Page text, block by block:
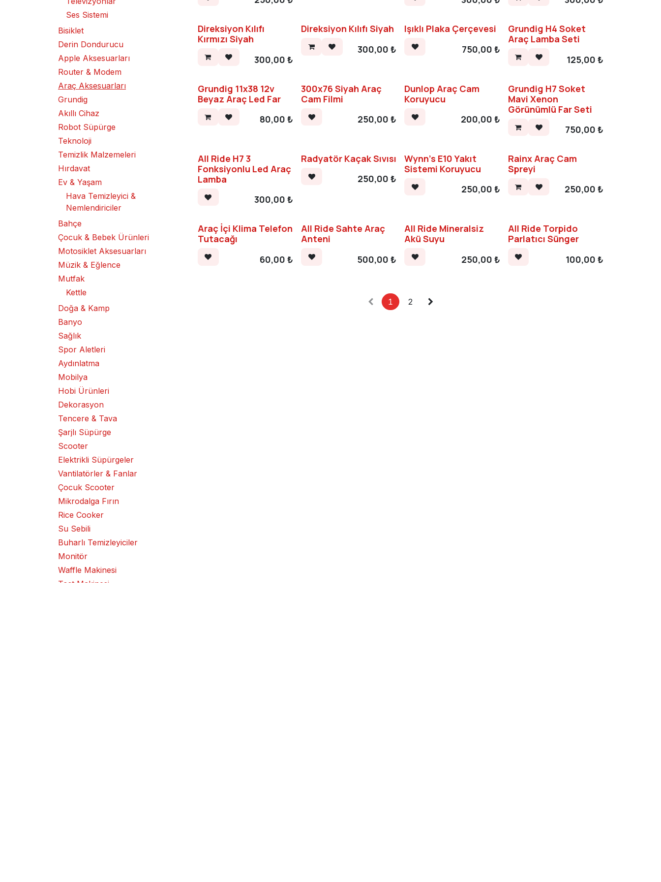
Ses Sistemi
Bisiklet
Derin Dondurucu
Apple Aksesuarları
Router & Modem
Araç Aksesuarları
Grundig
Akıllı Cihaz
Robot Süpürge
Teknoloji
Temizlik Malzemeleri
Hırdavat
Ev & Yaşam
Hava Temizleyici &
Nemlendiriciler
Bahçe
Çocuk & Bebek Ürünleri
Motosiklet Aksesuarları
Müzik & Eğlence
Mutfak
Kettle
Doğa & Kamp
Banyo
Sağlık
Spor Aletleri
Aydınlatma
Mobilya
Hobi Ürünleri
Dekorasyon
Tencere & Tava
Şarjlı Süpürge
Scooter
Elektrikli Süpürgeler
Vantilatörler & Fanlar
Çocuk Scooter
Mikrodalga Fırın
Rice Cooker
Su Sebili
Buharlı Temizleyiciler
Monitör
Waffle Makinesi
Tost Makinesi
Direksiyon Kılıfı
Kırmızı Siyah
300,00 ₺
Direksiyon Kılıfı Siyah
300,00 ₺
Işıklı Plaka Çerçevesi
750,00 ₺
Grundig H4 Soket
Araç Lamba Seti
125,00 ₺
Grundig 11x38 12v
Beyaz Araç Led Far
80,00 ₺
300x76 Siyah Araç
Cam Filmi
250,00 ₺
Dunlop Araç Cam
Koruyucu
200,00 ₺
Grundig H7 Soket
Mavi Xenon
Görünümlü Far Seti
750,00 ₺
All Ride H7 3
Fonksiyonlu Led Araç
Lamba
300,00 ₺
Radyatör Kaçak Sıvısı
250,00 ₺
Wynn's E10 Yakıt
Sistemi Koruyucu
250,00 ₺
Rainx Araç Cam
Spreyi
250,00 ₺
Araç İçi Klima Telefon
Tutacağı
60,00 ₺
All Ride Sahte Araç
Anteni
500,00 ₺
All Ride Mineralsiz
Akü Suyu
250,00 ₺
All Ride Torpido
Parlatıcı Sünger
100,00 ₺
1 2